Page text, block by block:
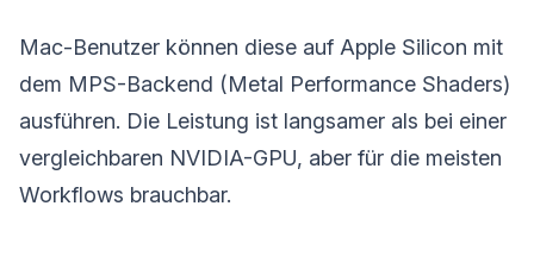
Mac-Benutzer können diese auf Apple Silicon mit
dem MPS-Backend (Metal Performance Shaders)
ausführen. Die Leistung ist langsamer als bei einer
vergleichbaren NVIDIA-GPU, aber für die meisten
Workflows brauchbar.